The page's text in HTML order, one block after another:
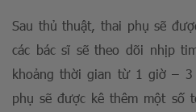
Sau thủ thuật, thai phụ sẽ
các bác sĩ sẽ theo dõi nhịp
khoảng thời gian từ 1 giờ –
phụ sẽ được kê thêm một số